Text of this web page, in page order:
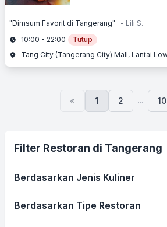
"Dimsum Favorit di Tangerang"
- Lili S.
10:00 - 22:00
Tutup
« 1 2 ... 10
Filter Restoran di Tangerang
Berdasarkan Jenis Kuliner
Berdasarkan Tipe Restoran